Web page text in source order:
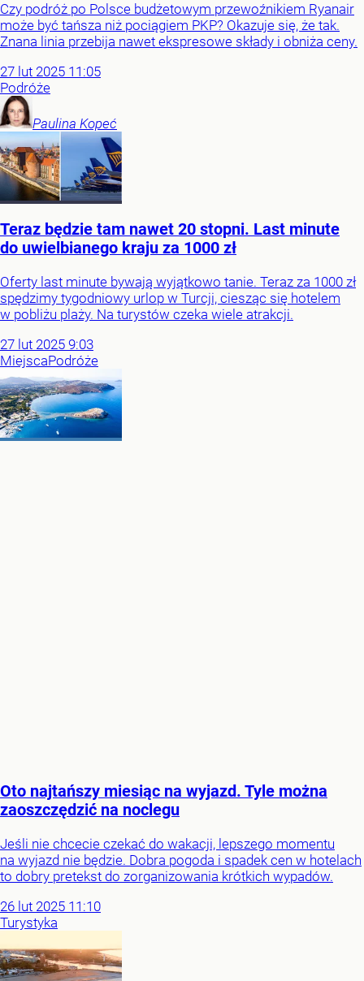
Czy podróż po Polsce budżetowym przewoźnikiem Ryanair
może być tańsza niż pociągiem PKP? Okazuje się, że tak.
Znana linia przebija nawet ekspresowe składy i obniża ceny.
27 lut 2025 11:05
Podróże
Paulina Kopeć
Teraz będzie tam nawet 20 stopni. Last minute
do uwielbianego kraju za 1000 zł
Oferty last minute bywają wyjątkowo tanie. Teraz za 1000 zł
spędzimy tygodniowy urlop w Turcji, ciesząc się hotelem
w pobliżu plaży. Na turystów czeka wiele atrakcji.
27 lut 2025 9:03
MiejscaPodróże
Oto najtańszy miesiąc na wyjazd. Tyle można
zaoszczędzić na noclegu
Jeśli nie chcecie czekać do wakacji, lepszego momentu
na wyjazd nie będzie. Dobra pogoda i spadek cen w hotelach
to dobry pretekst do zorganizowania krótkich wypadów.
26 lut 2025 11:10
Turystyka